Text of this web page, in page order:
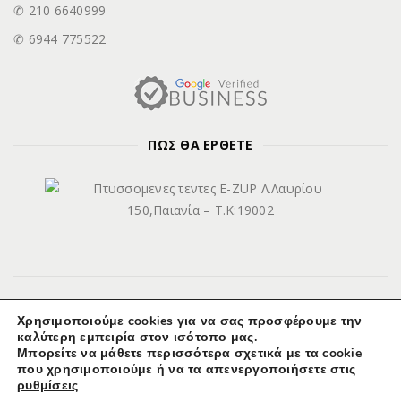
✆ 210 6640999
✆ 6944 775522
ΠΩΣ ΘΑ ΕΡΘΕΤΕ
© Copyright 2025 E-Z UP.GR, All rights reserved. Active support by
WebAce.gr
Χρησιμοποιούμε cookies για να σας προσφέρουμε την
καλύτερη εμπειρία στον ισότοπο μας.
Μπορείτε να μάθετε περισσότερα σχετικά με τα cookie
που χρησιμοποιούμε ή να τα απενεργοποιήσετε στις
ρυθμίσεις